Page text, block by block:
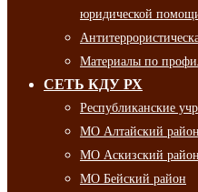
юридической
Материалы по
СЕТЬ КДУ РХ
Республиканские
МО Алтайский район
МО Аскизский район
МО Бейский район